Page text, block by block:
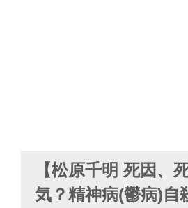
【松原千明 死因、
気？精神病(鬱病)自